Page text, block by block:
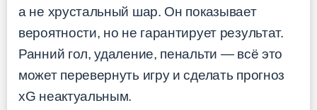
а не хрустальный шар. Он показывает
вероятности, но не гарантирует результат.
Ранний гол, удаление, пенальти — всё это
может перевернуть игру и сделать прогноз
xG неактуальным.